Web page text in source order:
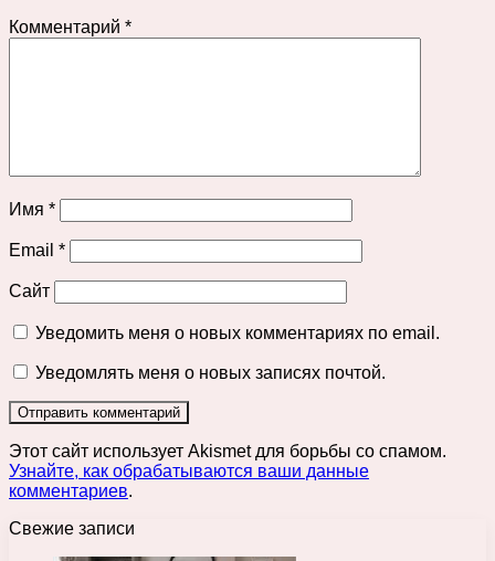
Комментарий *
Имя *
Email *
Сайт
Уведомить меня о новых комментариях по email.
Уведомлять меня о новых записях почтой.
Этот сайт использует Akismet для борьбы со спамом.
Узнайте, как обрабатываются ваши данные
комментариев.
Свежие записи